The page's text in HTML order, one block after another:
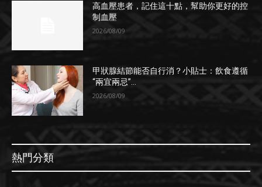
高血壓患者，記住這十點，幫助你更好的控
制血壓
2026/08/09
甲狀腺結節能否自行消？小貼士：飲食遵循
“兩宜兩忌”...
2026/08/09
熱門分類